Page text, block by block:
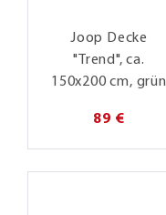
Joop Decke
"Trend", ca.
150x200 cm, grün
89 €